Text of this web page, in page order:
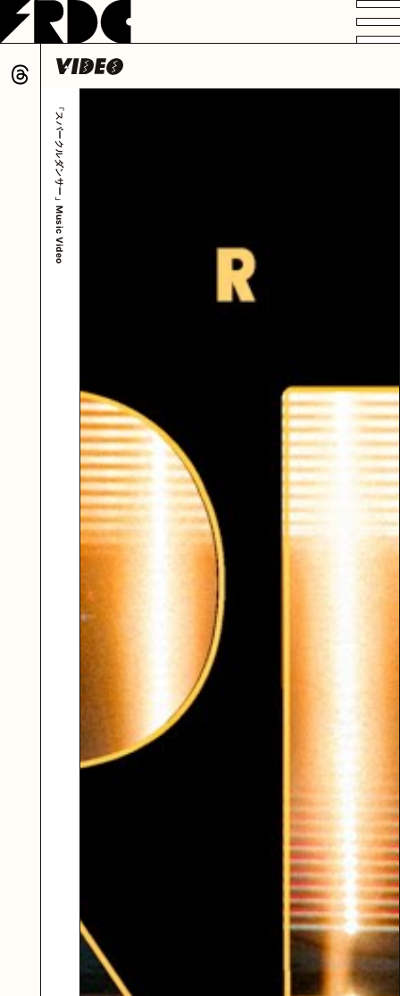
VIDEO
DISCOGRAPHY
GOODS FAN CLUB
HOME
「スパークルダンサー」Music Video